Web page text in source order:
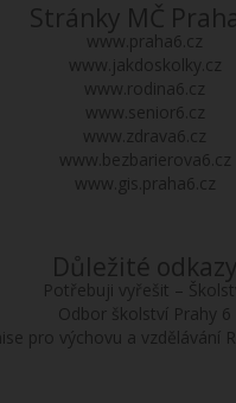
Stránky MČ
www.praha6.cz
www.jakdoskolky.cz
www.rodina6.cz
www.senior6.cz
www.zdrava6.cz
www.bezbarierova6.cz
www.gis.praha6.cz
Důležité odkazy
Potřebuji vyřešit –
Odbor školství Prahy 6
pro výchovu a vzdělávání